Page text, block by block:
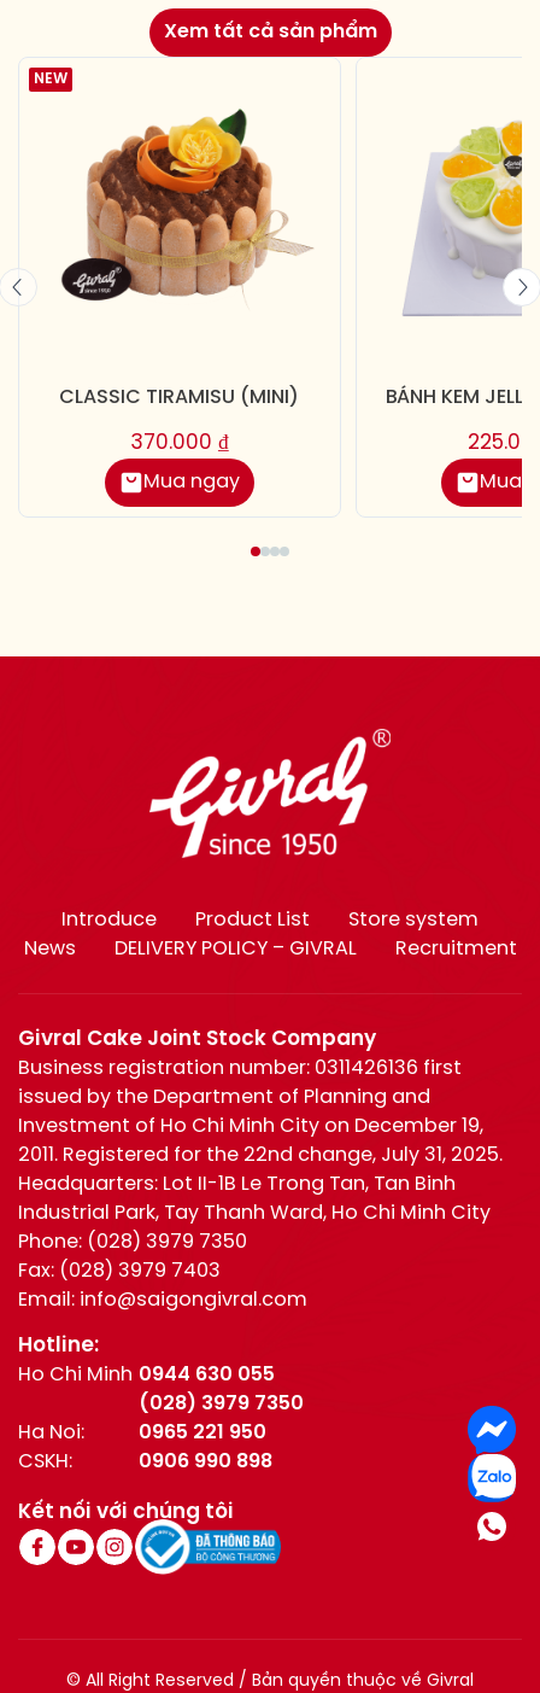
Xem tất cả sản phẩm
NEW
CLASSIC TIRAMISU (MINI)
Mua ngay
370.000 ₫
BÁNH KEM
Mua
Introduce Product List
Store system
News
DELIVERY POLICY – GIVRAL Recruitment
Givral Cake Joint Stock Company
Business registration number: 0311426136 first
issued by the Department of Planning and
Investment of Ho Chi Minh City on December 19,
2011. Registered for the 22nd change, July 31, 2025.
Headquarters: Lot II-1B Le Trong Tan, Tan Binh
Industrial Park, Tay Thanh Ward, Ho Chi Minh City
Phone: (028) 3979 7350
Fax: (028) 3979 7403
Email: info@saigongivral.com
Hotline:
Ho Chi Minh 0944 630 055
(028) 3979 7350
Ha Noi:
0965 221 950
CSKH:
0906 990 898
Kết nối với chúng tôi
© All Right Reserved / Bản quyền thuộc về Givral